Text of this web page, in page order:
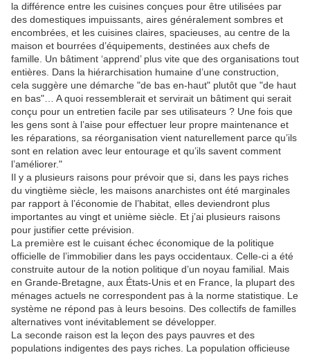
la différence entre les cuisines conçues pour être utilisées par
des domestiques impuissants, aires généralement sombres et
encombrées, et les cuisines claires, spacieuses, au centre de la
maison et bourrées d’équipements, destinées aux chefs de
famille. Un bâtiment ‘apprend’ plus vite que des organisations tout
entières. Dans la hiérarchisation humaine d’une construction,
cela suggère une démarche "de bas en-haut" plutôt que "de haut
en bas"… A quoi ressemblerait et servirait un bâtiment qui serait
conçu pour un entretien facile par ses utilisateurs ? Une fois que
les gens sont à l’aise pour effectuer leur propre maintenance et
les réparations, sa réorganisation vient naturellement parce qu’ils
sont en relation avec leur entourage et qu’ils savent comment
l’améliorer."
Il y a plusieurs raisons pour prévoir que si, dans les pays riches
du vingtième siècle, les maisons anarchistes ont été marginales
par rapport à l’économie de l’habitat, elles deviendront plus
importantes au vingt et unième siècle. Et j’ai plusieurs raisons
pour justifier cette prévision.
La première est le cuisant échec économique de la politique
officielle de l’immobilier dans les pays occidentaux. Celle-ci a été
construite autour de la notion politique d’un noyau familial. Mais
en Grande-Bretagne, aux États-Unis et en France, la plupart des
ménages actuels ne correspondent pas à la norme statistique. Le
système ne répond pas à leurs besoins. Des collectifs de familles
alternatives vont inévitablement se développer.
La seconde raison est la leçon des pays pauvres et des
populations indigentes des pays riches. La population officieuse